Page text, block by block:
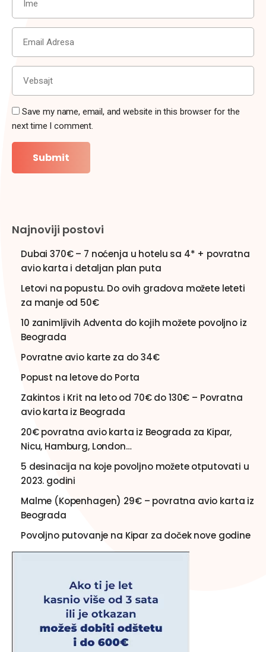
Save my name, email, and website in this browser for the
next time I comment.
Najnoviji postovi
Dubai 370€ – 7 noćenja u hotelu sa 4* + povratna
avio karta i detaljan plan puta
Letovi na popustu. Do ovih gradova možete leteti
za manje od 50€
10 zanimljivih Adventa do kojih možete povoljno iz
Beograda
Povratne avio karte za do 34€
Popust na letove do Porta
Zakintos i Krit na leto od 70€ do 130€ – Povratna
avio karta iz Beograda
20€ povratna avio karta iz Beograda za Kipar,
Nicu, Hamburg, London…
5 desinacija na koje povoljno možete otputovati u
2023. godini
Malme (Kopenhagen) 29€ – povratna avio karta iz
Beograda
Povoljno putovanje na Kipar za doček nove godine